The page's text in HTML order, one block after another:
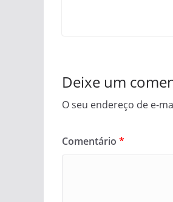
Deixe um
O seu endereço de e-
Comentário *